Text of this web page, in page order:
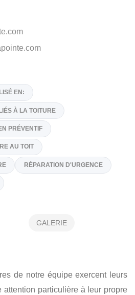
LAPOINTES INC
EN:
PRÉVENTIF
GALERIE
de notre équipe exercent leurs
attention particulière à leur propre